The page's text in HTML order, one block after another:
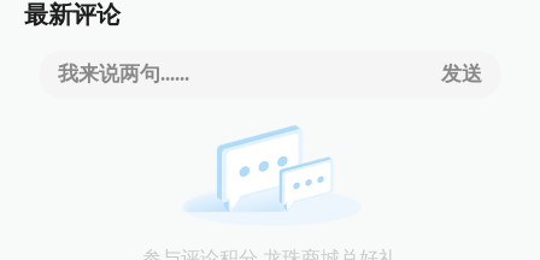
最新评论
我来说两句...... 发送